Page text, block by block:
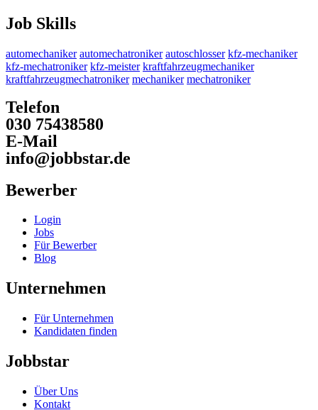
Job Skills
automechaniker automechatroniker autoschlosser kfz-mechaniker
kfz-mechatroniker kfz-meister kraftfahrzeugmechaniker
kraftfahrzeugmechatroniker mechaniker mechatroniker
Telefon
030 75438580
E-Mail
info@jobbstar.de
Bewerber
Login
Jobs
Für Bewerber
Blog
Unternehmen
Für Unternehmen
Kandidaten finden
Jobbstar
Über Uns
Kontakt